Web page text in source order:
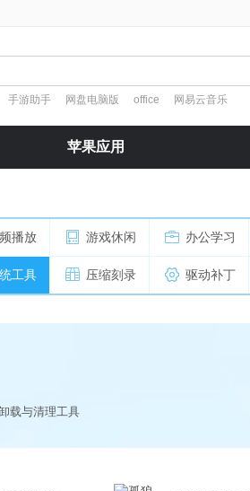
手游助手 网盘电脑版 office 网易云音乐
苹果应用
播放 游戏休闲 办公学习
工具 压缩刻录 驱动补丁
载与清理工具